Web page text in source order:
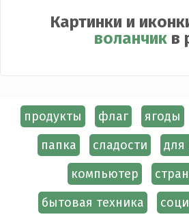
Картинки и
воланчикв
продукты флаг ягоды
папка
сладости
для
компьютер
бытовая техника